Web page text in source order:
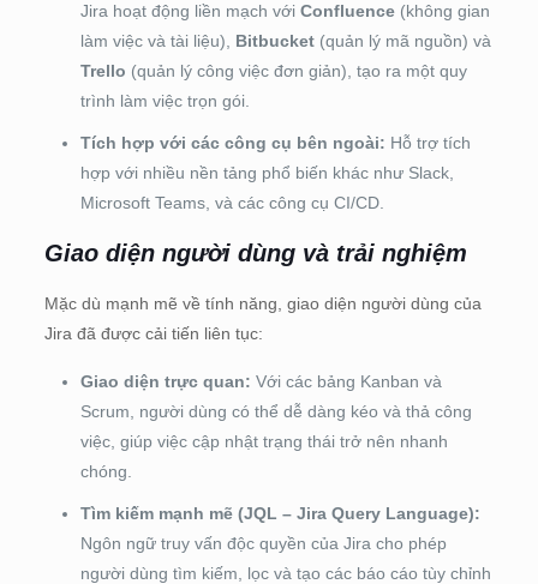
Jira hoạt động liền mạch với Confluence(không gian
làm việc và tài liệu), Bitbucket(quản lý mã nguồn) và
Trello (quản lý công việc đơn giản), tạo ra một quy
trình làm việc trọn gói.
Tích hợp với các công cụ bên ngoài: Hỗ trợ tích
hợp với nhiều nền tảng phổ biến khác như Slack,
Microsoft Teams, và các công cụ CI/CD.
Giao diện người dùng và trải nghiệm
Mặc dù mạnh mẽ về tính năng, giao diện người dùng của
Jira đã được cải tiến liên tục:
Giao diện trực quan: Với các bảng Kanban và
Scrum, người dùng có thể dễ dàng kéo và thả công
việc, giúp việc cập nhật trạng thái trở nên nhanh
chóng.
Tìm kiếm mạnh mẽ (JQL – Jira Query Language):
Ngôn ngữ truy vấn độc quyền của Jira cho phép
người dùng tìm kiếm, lọc và tạo các báo cáo tùy chỉnh